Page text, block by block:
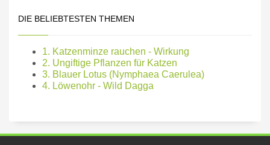
DIE BELIEBTESTEN THEMEN
1. Katzenminze rauchen - Wirkung
2. Ungiftige Pflanzen für Katzen
3. Blauer Lotus (Nymphaea Caerulea)
4. Löwenohr - Wild Dagga